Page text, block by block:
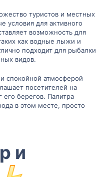
туристов и местных
условия для активного
возможность для
как водные лыжи и
подходит для рыбалки
видов.
спокойной атмосферой
посетителей на
его берегов. Палитра
в этом месте, просто
и